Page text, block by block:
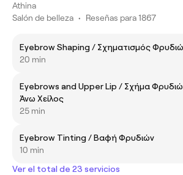
Athina
Salón de belleza • Reseñas para 1867
Eyebrow Shaping / Σχηματισμός
20 min
Eyebrows and Upper Lip / Σχήμα
Άνω Χείλος
25 min
Eyebrow Tinting / Βαφή Φρυδιών
10 min
Ver el total de 23 servicios